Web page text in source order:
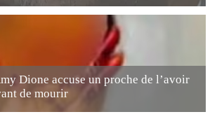
Dione accuse un proche de l’avoir
de mourir